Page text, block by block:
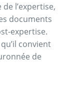
l’expertise,
documents
expertise.
convient
de